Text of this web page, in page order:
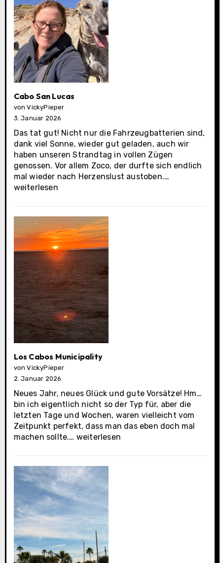
Cabo San Lucas
von VickyPieper
3. Januar 2026
Das tat gut! Nicht nur die Fahrzeugbatterien sind,
dank viel Sonne, wieder gut geladen, auch wir
haben unseren Strandtag in vollen Zügen
genossen. Vor allem Zoco, der durfte sich endlich
mal wieder nach Herzenslust austoben.…
weiterlesen
Los Cabos Municipality
von VickyPieper
2. Januar 2026
Neues Jahr, neues Glück und gute Vorsätze! Hm…
bin ich eigentlich nicht so der Typ für, aber die
letzten Tage und Wochen, waren vielleicht vom
Zeitpunkt perfekt, dass man das eben doch mal
machen sollte.… Los
Municipality
weiterlesen